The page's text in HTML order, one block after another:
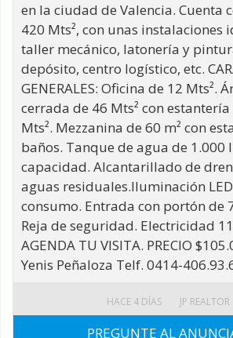
en la ciudad de Valencia. Cuenta
420 Mts², con unas instalaciones
taller mecánico, latonería y
depósito, centro logístico, etc.
GENERALES: Oficina de 12 Mts².
cerrada de 46 Mts² con
Mts². Mezzanina de 60 m² con
baños. Tanque de agua de 1.000
capacidad. Alcantarillado de
aguas residuales.Iluminación
consumo. Entrada con portón de
Reja de seguridad. Electricidad
AGENDA TU VISITA. PRECIO
Yenis Peñaloza Telf. 0414-
PREGUNTE AL
HACE 4 DÍAS JP REALTOR